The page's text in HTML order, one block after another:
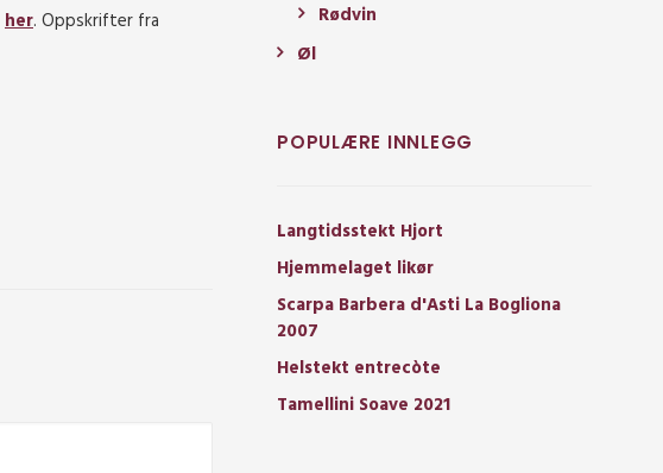
her. Oppskrifter fra
Rødvin
Øl
POPULÆRE INNLEGG
Langtidsstekt Hjort
Hjemmelaget likør
Scarpa Barbera d'Asti La Bogliona
2007
Helstekt entrecòte
Tamellini Soave 2021